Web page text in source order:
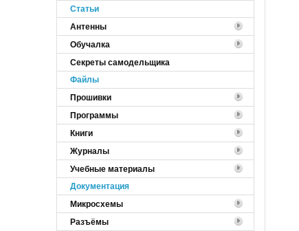
Статьи
Антенны
Обучалка
Секреты самодельщика
Файлы
Прошивки
Программы
Книги
Журналы
Учебные материалы
Документация
Микросхемы
Разъёмы